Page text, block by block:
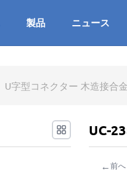
製品 ニュース
U字型コネクター 木造接合
UC-
←前へ